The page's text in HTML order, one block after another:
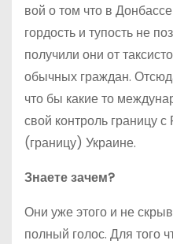
вой о том что в
гордость и тупость не
получили они от
обычных граждан.
что бы какие то
свой контроль границу
(границу) Украине.
Знаете зачем?
Они уже этого и не
полный голос. Для того